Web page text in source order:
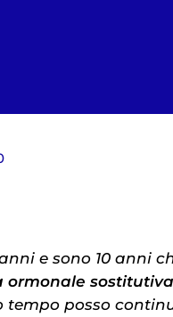
e sono 10 anni
ormonale sostitutiva
tempo posso